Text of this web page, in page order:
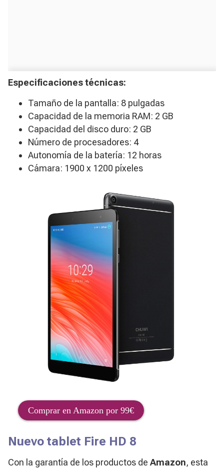
Especificaciones técnicas:
Tamaño de la pantalla: 8 pulgadas
Capacidad de la memoria RAM: 2 GB
Capacidad del disco duro: 2 GB
Número de procesadores: 4
Autonomía de la batería: 12 horas
​Cámara: 1900 x 1200 píxeles
Comprar en Amazon por 99€
Nuevo tablet Fire HD 8
Con la garantía de los productos de Amazon, esta